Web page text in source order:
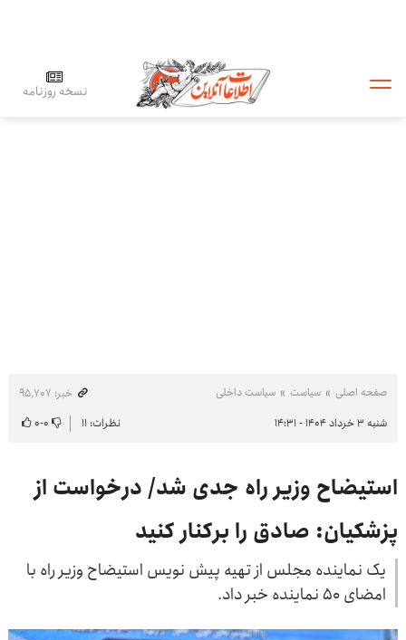
نسخه روزنامه
صفحه اصلی سیاست سیاست داخلی
خبر: ۹۵٬۷۰۷
شنبه ۳ خرداد ۱۴۰۴ - ۱۴:۳۱
نظرات: ۱۱ ۰-۰
استیضاح وزیر راه جدی شد/ درخواست از
پزشکیان: صادق را برکنار کنید
یک نماینده مجلس از تهیه پیش نویس استیضاح وزیر راه با
امضای ۵۰ نماینده خبر داد.